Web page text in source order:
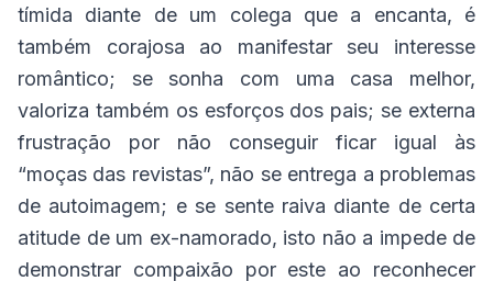
tímida diante de um colega que a encanta, é
também corajosa ao manifestar seu interesse
romântico; se sonha com uma casa melhor,
valoriza também os esforços dos pais; se externa
frustração por não conseguir ficar igual às
“moças das revistas”, não se entrega a problemas
de autoimagem; e se sente raiva diante de certa
atitude de um ex-namorado, isto não a impede de
demonstrar compaixão por este ao reconhecer